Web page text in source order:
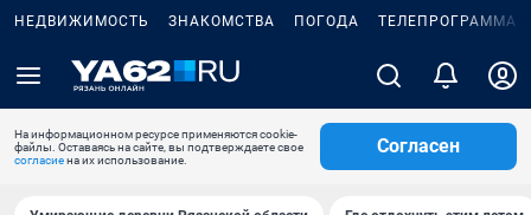
НЕДВИЖИМОСТЬ ЗНАКОМСТВА ПОГОДА ТЕЛЕПРОГРАММА
На информационном ресурсе применяются cookie-
файлы. Оставаясь на сайте, вы подтверждаете свое
согласиена их использование.
Согласен